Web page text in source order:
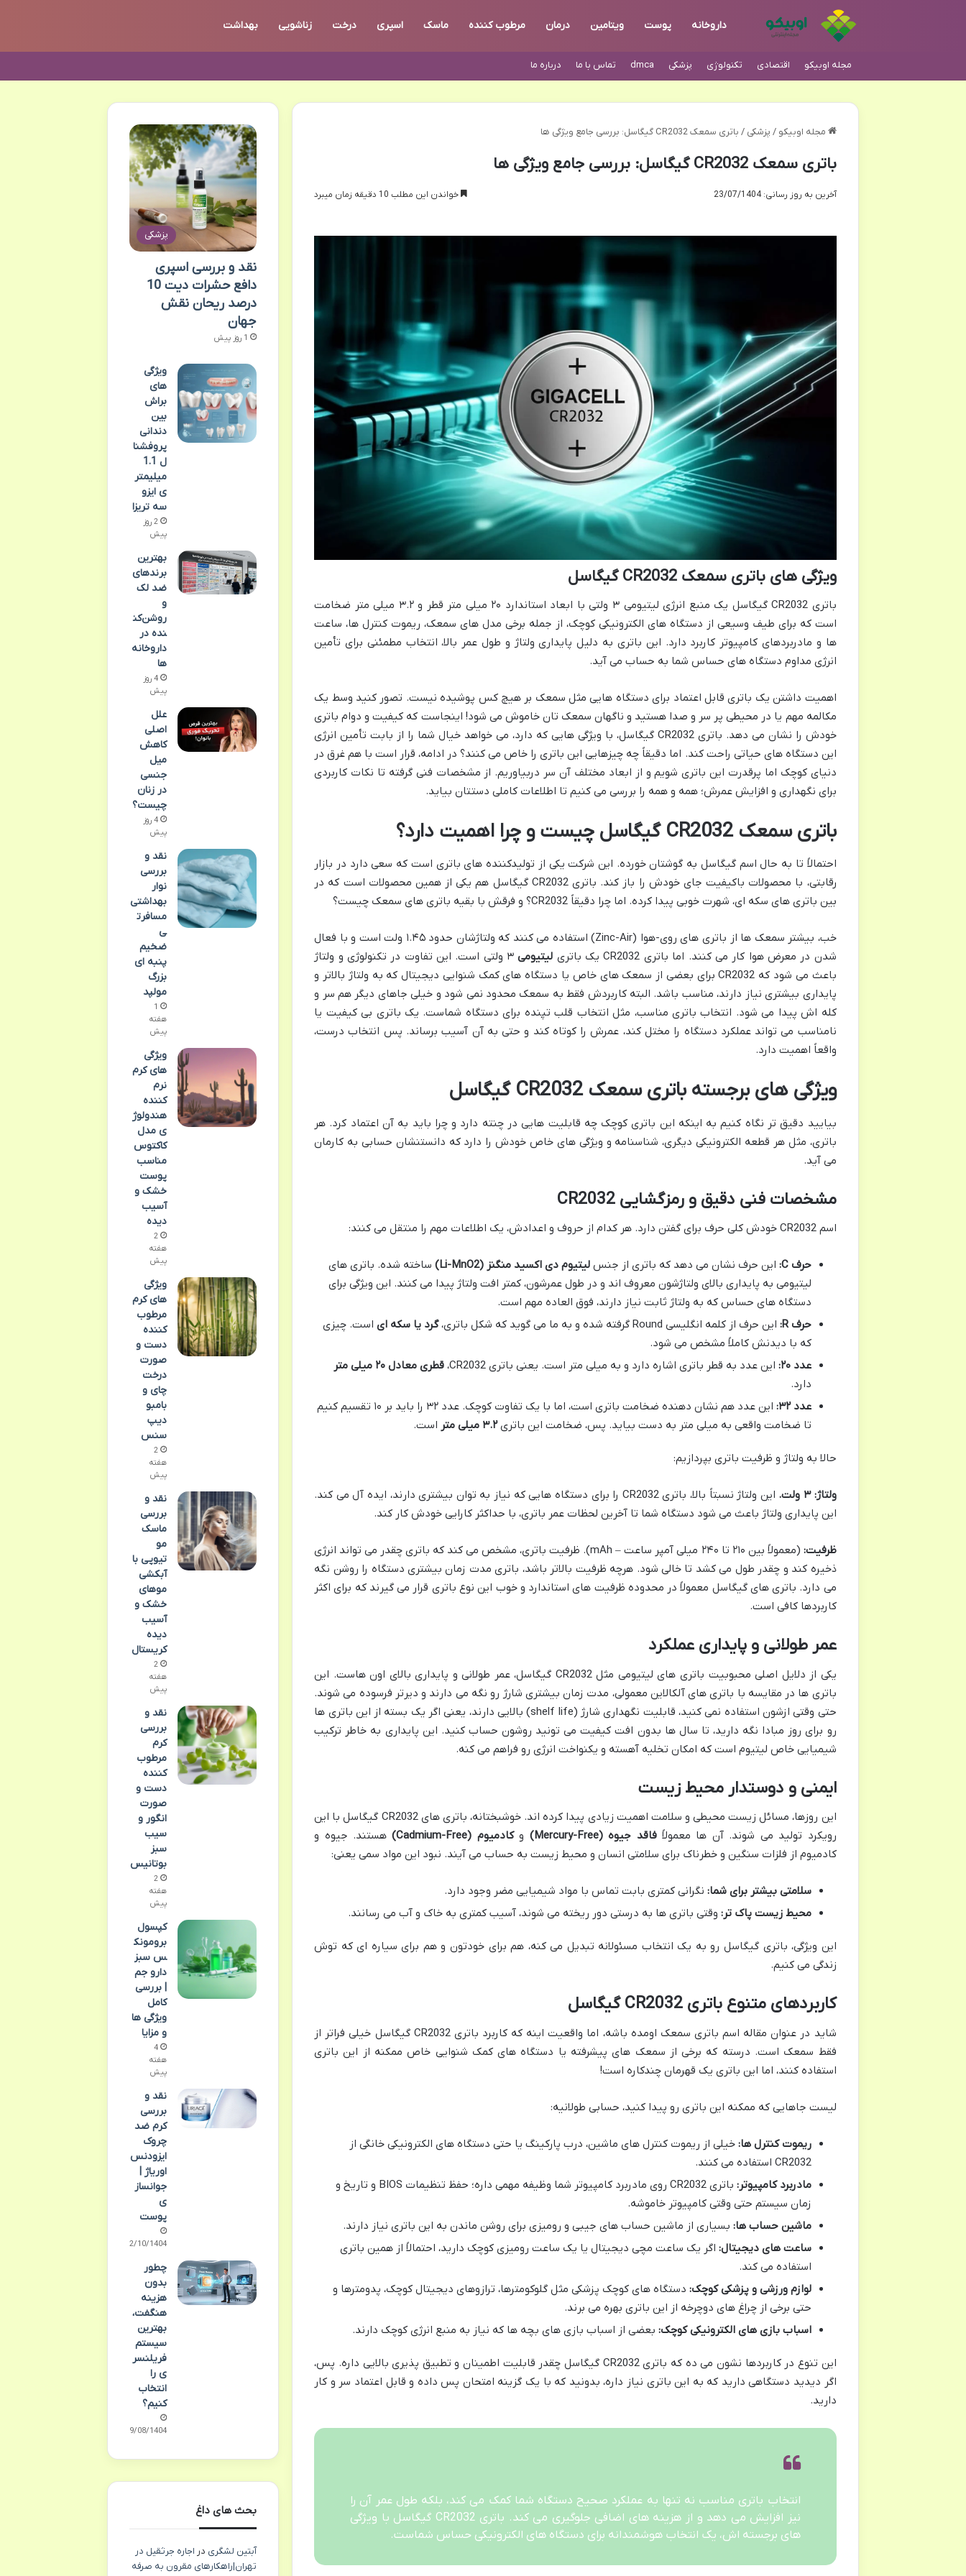
داروخانه پوست ویتامین درمان مرطوب کننده ماسک اسپری درخت زناشویی بهداشت
مجله اوبیکو اقتصادی تکنولوژی پزشکی dmca تماس با ما درباره ما
مجله اوبیکو / پزشکی / باتری سمعک CR2032 گیگاسل: بررسی جامع ویژگی ها
باتری سمعک CR2032 گیگاسل: بررسی جامع ویژگی ها
آخرین به روز رسانی: 23/07/1404 خواندن این مطلب 10 دقیقه زمان میبرد
ویژگی های باتری سمعک CR2032 گیگاسل
باتری CR2032 گیگاسل یک منبع انرژی لیتیومی ۳ ولتی با ابعاد استاندارد ۲۰ میلی متر قطر و ۳.۲ میلی متر ضخامت
است که برای طیف وسیعی از دستگاه های الکترونیکی کوچک، از جمله برخی مدل های سمعک، ریموت کنترل ها، ساعت
ها و مادربردهای کامپیوتر کاربرد دارد. این باتری به دلیل پایداری ولتاژ و طول عمر بالا، انتخاب مطمئنی برای تأمین
انرژی مداوم دستگاه های حساس شما به حساب می آید.
اهمیت داشتن یک باتری قابل اعتماد برای دستگاه هایی مثل سمعک بر هیچ کس پوشیده نیست. تصور کنید وسط یک
مکالمه مهم یا در محیطی پر سر و صدا هستید و ناگهان سمعک تان خاموش می شود! اینجاست که کیفیت و دوام باتری
خودش را نشان می دهد. باتری CR2032 گیگاسل، با ویژگی هایی که دارد، می خواهد خیال شما را از بابت تأمین انرژی
این دستگاه های حیاتی راحت کند. اما دقیقاً چه چیزهایی این باتری را خاص می کنند؟ در ادامه، قرار است با هم غرق در
دنیای کوچک اما پرقدرت این باتری شویم و از ابعاد مختلف آن سر دربیاوریم. از مشخصات فنی گرفته تا نکات کاربردی
برای نگهداری و افزایش عمرش؛ همه و همه را بررسی می کنیم تا اطلاعات کاملی دستتان بیاید.
باتری سمعک CR2032 گیگاسل چیست و چرا اهمیت دارد؟
احتمالاً تا به حال اسم گیگاسل به گوشتان خورده. این شرکت یکی از تولیدکننده های باتری است که سعی دارد در بازار
رقابتی، با محصولات باکیفیت جای خودش را باز کند. باتری CR2032 گیگاسل هم یکی از همین محصولات است که در
بین باتری های سکه ای، شهرت خوبی پیدا کرده. اما چرا دقیقاً CR2032؟ و فرقش با بقیه باتری های سمعک چیست؟
خب، بیشتر سمعک ها از باتری های روی-هوا (Zinc-Air) استفاده می کنند که ولتاژشان حدود ۱.۴۵ ولت است و با فعال
شدن در معرض هوا کار می کنند. اما باتری CR2032 یک باتری
لیتیومی
۳ ولتی است. این تفاوت در تکنولوژی و ولتاژ
باعث می شود که CR2032 برای بعضی از سمعک های خاص یا دستگاه های کمک شنوایی دیجیتال که به ولتاژ بالاتر و
پایداری بیشتری نیاز دارند، مناسب باشد. البته کاربردش فقط به سمعک محدود نمی شود و خیلی جاهای دیگر هم سر و
کله اش پیدا می شود. انتخاب باتری مناسب، مثل انتخاب قلب تپنده برای دستگاه شماست. یک باتری بی کیفیت یا
نامناسب می تواند عملکرد دستگاه را مختل کند، عمرش را کوتاه کند و حتی به آن آسیب برساند. پس انتخاب درست،
واقعاً اهمیت دارد.
ویژگی های برجسته باتری سمعک CR2032 گیگاسل
بیایید دقیق تر نگاه کنیم به اینکه این باتری کوچک چه قابلیت هایی در چنته دارد و چرا باید به آن اعتماد کرد. هر
باتری، مثل هر قطعه الکترونیکی دیگری، شناسنامه و ویژگی های خاص خودش را دارد که دانستنشان حسابی به کارمان
می آید.
مشخصات فنی دقیق و رمزگشایی CR2032
اسم CR2032 خودش کلی حرف برای گفتن دارد. هر کدام از حروف و اعدادش، یک اطلاعات مهم را منتقل می کنند:
حرف C: این حرف نشان می دهد که باتری از جنسلیتیوم دی اکسید منگنز (Li-MnO2)
ساخته شده. باتری های
لیتیومی به پایداری بالای ولتاژشون معروف اند و در طول عمرشون، کمتر افت ولتاژ پیدا می کنند. این ویژگی برای
دستگاه های حساس که به ولتاژ ثابت نیاز دارند، فوق العاده مهم است.
حرف R:
این حرف از کلمه انگلیسی Round گرفته شده و به ما می گوید که شکل باتری، گرد یا سکه ای است. چیزی
که با دیدنش کاملاً مشخص می شود.
عدد ۲۰:
این عدد به قطر باتری اشاره دارد و به میلی متر است. یعنی باتری CR2032،
قطری معادل ۲۰ میلی متر
دارد.
عدد ۳۲:
این عدد هم نشان دهنده ضخامت باتری است، اما با یک تفاوت کوچک. عدد ۳۲ را باید بر ۱۰ تقسیم کنیم
تا ضخامت واقعی به میلی متر به دست بیاید. پس، ضخامت این باتری۳.۲ میلی متر است.
حالا به ولتاژ و ظرفیت باتری بپردازیم:
ولتاژ: ۳ ولت.
این ولتاژ نسبتاً بالا، باتری CR2032 را برای دستگاه هایی که نیاز به توان بیشتری دارند، ایده آل می کند.
این پایداری ولتاژ باعث می شود دستگاه شما تا آخرین لحظات عمر باتری، با حداکثر کارایی خودش کار کند.
ظرفیت:
(معمولاً بین ۲۱۰ تا ۲۴۰ میلی آمپر ساعت – mAh). ظرفیت باتری، مشخص می کند که باتری چقدر می تواند انرژی
ذخیره کند و چقدر طول می کشد تا خالی شود. هرچه ظرفیت بالاتر باشد، باتری مدت زمان بیشتری دستگاه را روشن نگه
می دارد. باتری های گیگاسل معمولاً در محدوده ظرفیت های استاندارد و خوب این نوع باتری قرار می گیرند که برای اکثر
کاربردها کافی است.
عمر طولانی و پایداری عملکرد
یکی از دلایل اصلی محبوبیت باتری های لیتیومی مثل CR2032 گیگاسل، عمر طولانی و پایداری بالای اون هاست. این
باتری ها در مقایسه با باتری های آلکالاین معمولی، مدت زمان بیشتری شارژ رو نگه می دارند و دیرتر فرسوده می شوند.
حتی وقتی ازشون استفاده نمی کنید، قابلیت نگهداری شارژ (shelf life) بالایی دارند، یعنی اگر یک بسته از این باتری ها
رو برای روز مبادا نگه دارید، تا سال ها بدون افت کیفیت می تونید روشون حساب کنید. این پایداری به خاطر ترکیب
شیمیایی خاص لیتیوم است که امکان تخلیه آهسته و یکنواخت انرژی رو فراهم می کنه.
ایمنی و دوستدار محیط زیست
این روزها، مسائل زیست محیطی و سلامت اهمیت زیادی پیدا کرده اند. خوشبختانه، باتری های CR2032 گیگاسل با این
رویکرد تولید می شوند. آن ها معمولاًفاقد جیوه (Mercury-Free) وکادمیوم (Cadmium-Free)
هستند. جیوه و
کادمیوم از فلزات سنگین و خطرناک برای سلامتی انسان و محیط زیست به حساب می آیند. نبود این مواد سمی یعنی:
سلامتی بیشتر برای شما: نگرانی کمتری بابت تماس با مواد شیمیایی مضر وجود دارد.
محیط زیست پاک تر: وقتی باتری ها به درستی دور ریخته می شوند، آسیب کمتری به خاک و آب می رسانند.
این ویژگی، باتری گیگاسل رو به یک انتخاب مسئولانه تبدیل می کنه، هم برای خودتون و هم برای سیاره ای که توش
زندگی می کنیم.
کاربردهای متنوع باتری CR2032 گیگاسل
شاید در عنوان مقاله اسم باتری سمعک اومده باشه، اما واقعیت اینه که کاربرد باتری CR2032 گیگاسل خیلی فراتر از
فقط سمعک است. درسته که برخی از سمعک های پیشرفته یا دستگاه های کمک شنوایی خاص ممکنه از این باتری
استفاده کنند، اما این باتری یک قهرمان چندکاره است!
لیست جاهایی که ممکنه این باتری رو پیدا کنید، حسابی طولانیه:
ریموت کنترل ها: خیلی از ریموت کنترل های ماشین، درب پارکینگ یا حتی دستگاه های الکترونیکی خانگی از
CR2032 استفاده می کنند.
مادربرد کامپیوتر:
باتری CR2032 روی مادربرد کامپیوتر شما وظیفه مهمی داره؛ حفظ تنظیمات BIOS و تاریخ و
زمان سیستم حتی وقتی کامپیوتر خاموشه.
ماشین حساب ها: بسیاری از ماشین حساب های جیبی و رومیزی برای روشن ماندن به این باتری نیاز دارند.
ساعت های دیجیتال: اگر یک ساعت مچی دیجیتال یا یک ساعت رومیزی کوچک دارید، احتمالاً از همین باتری
استفاده می کند.
لوازم ورزشی و پزشکی کوچک: دستگاه های کوچک پزشکی مثل گلوکومترها، ترازوهای دیجیتال کوچک، پدومترها و
حتی برخی از چراغ های دوچرخه از این باتری بهره می برند.
اسباب بازی های الکترونیکی کوچک: بعضی از اسباب بازی های بچه ها که نیاز به منبع انرژی کوچک دارند.
این تنوع در کاربردها نشون می ده که باتری CR2032 گیگاسل چقدر قابلیت اطمینان و تطبیق پذیری بالایی داره. پس،
اگر دیدید دستگاهی دارید که به این باتری نیاز داره، بدونید که با یک گزینه امتحان پس داده و قابل اعتماد سر و کار
دارید.
انتخاب باتری مناسب نه تنها به عملکرد صحیح دستگاه شما کمک می کند، بلکه طول عمر آن را
نیز افزایش می دهد و از هزینه های اضافی جلوگیری می کند. باتری CR2032 گیگاسل با ویژگی
های برجسته اش، یک انتخاب هوشمندانه برای دستگاه های الکترونیکی حساس شماست.
پزشکی
نقد و بررسی اسپری
دافع حشرات دیت 10
درصد ریحان نقش
جهان
1 روز پیش
ویژگی
های
براش
بین
دندانی
پروفشنا
ل 1.1
میلیمتر
ی ایزو
سه تریزا
2 روز
پیش
بهترین
برندهای
ضد لک
و
روشن‌کن
نده در
داروخانه‌
ها
4 روز
پیش
علل
اصلی
کاهش
میل
جنسی
در زنان
چیست؟
4 روز
پیش
نقد و
بررسی
نوار
بهداشتی
مسافرت
ی
ضخیم
پنبه ای
بزرگ
مولپد
1
هفته
پیش
ویژگی
های کرم
نرم
کننده
هندولوژ
ی مدل
کاکتوس
مناسب
پوست
خشک و
آسیب
دیده
2
هفته
پیش
ویژگی
های کرم
مرطوب
کننده
دست و
صورت
درخت
چای و
بامبو
دیپ
سنس
2
هفته
پیش
نقد و
بررسی
ماسک
مو
تیوپی با
آبکشی
موهای
خشک و
آسیب
دیده
کریستال
2
هفته
پیش
نقد و
بررسی
کرم
مرطوب
کننده
دست و
صورت
انگور و
سیب
سبز
بوتانیس
2
هفته
پیش
کپسول
برومونک
س سبز
دارو جم
| بررسی
کامل
ویژگی ها
و مزایا
4
هفته
پیش
نقد و
بررسی
کرم ضد
چروک
ایزودنس
اوریاژ |
جوانساز
ی
پوست
02/10/1404
چطور
بدون
هزینه
هنگفت،
بهترین
سیستم
فریلنسر
ی را
انتخاب
کنیم؟
29/08/1404
بحث های داغ
آبتین لشگری در اجاره جرثقیل در
تهران|راهکارهای مقرون به صرفه